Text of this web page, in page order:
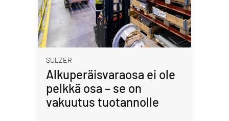
SULZER
Alkuperäisvaraosa ei ole
pelkkä osa – se on
vakuutus tuotannolle